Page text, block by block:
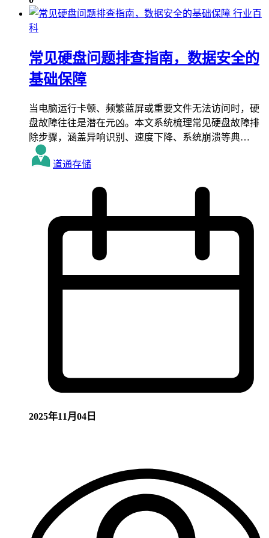
行业百
科
常见硬盘问题排查指南，数据安全的
基础保障
当电脑运行卡顿、频繁蓝屏或重要文件无法访问时，硬
盘故障往往是潜在元凶。本文系统梳理常见硬盘故障排
除步骤，涵盖异响识别、速度下降、系统崩溃等典…
道通存储
2025年11月04日